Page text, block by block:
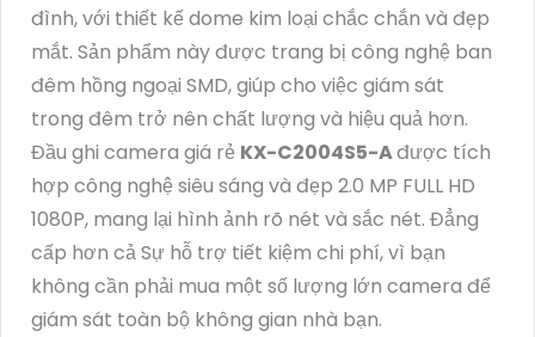
đình, với thiết kế dome kim loại chắc chắn và đẹp
mắt. Sản phẩm này được trang bị công nghệ ban
đêm hồng ngoại SMD, giúp cho việc giám sát
trong đêm trở nên chất lượng và hiệu quả hơn.
Đầu ghi camera giá rẻ KX-C2004S5-Ađược tích
hợp công nghệ siêu sáng và đẹp 2.0 MP FULL HD
1080P, mang lại hình ảnh rõ nét và sắc nét. Đẳng
cấp hơn cả Sự hỗ trợ tiết kiệm chi phí, vì bạn
không cần phải mua một số lượng lớn camera để
giám sát toàn bộ không gian nhà bạn.